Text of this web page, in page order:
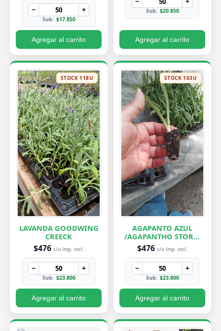
− +
Sub: $17.850
Agregar al carrito
Sub: $20.850
Agregar al carrito
STOCK 118U
LAVANDA GOODWING
CREECK
$476 c/u imp. incl.
− +
Sub: $23.800
Agregar al carrito
STOCK 103U
AGAPANTO AZUL
/AGAPANTHO STORM
CLOUD
$476 c/u imp. incl.
− +
Sub: $23.800
Agregar al carrito